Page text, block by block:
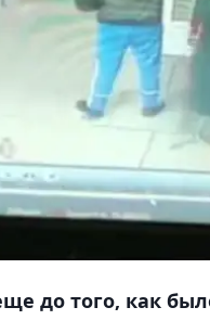
до того, как